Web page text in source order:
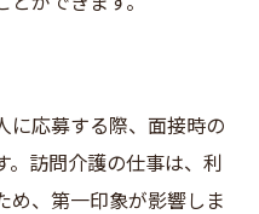
に応募する際、面接時の
。訪問介護の仕事は、利
め、第一印象が影響しま